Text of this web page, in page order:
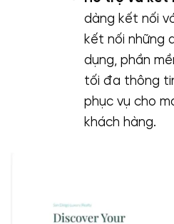
dàng kết nối
kết nối những
dụng, phần
tối đa thông
phục vụ cho
khách hàng.